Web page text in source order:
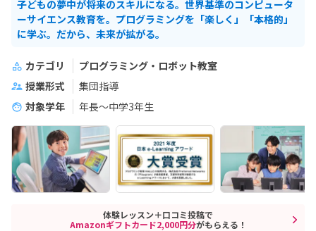
子どもの夢中が将来のスキルになる。世界基準のコンピュータ
ーサイエンス教育を。プログラミングを「楽しく」「本格的」
に学ぶ。だから、未来が拡がる。
カテゴリ
プログラミング・ロボット教室
授業形式
集団指導
対象学年
年長～中学3年生
体験レッスン＋口コミ投稿で
Amazonギフトカード2,000円分がもらえる！